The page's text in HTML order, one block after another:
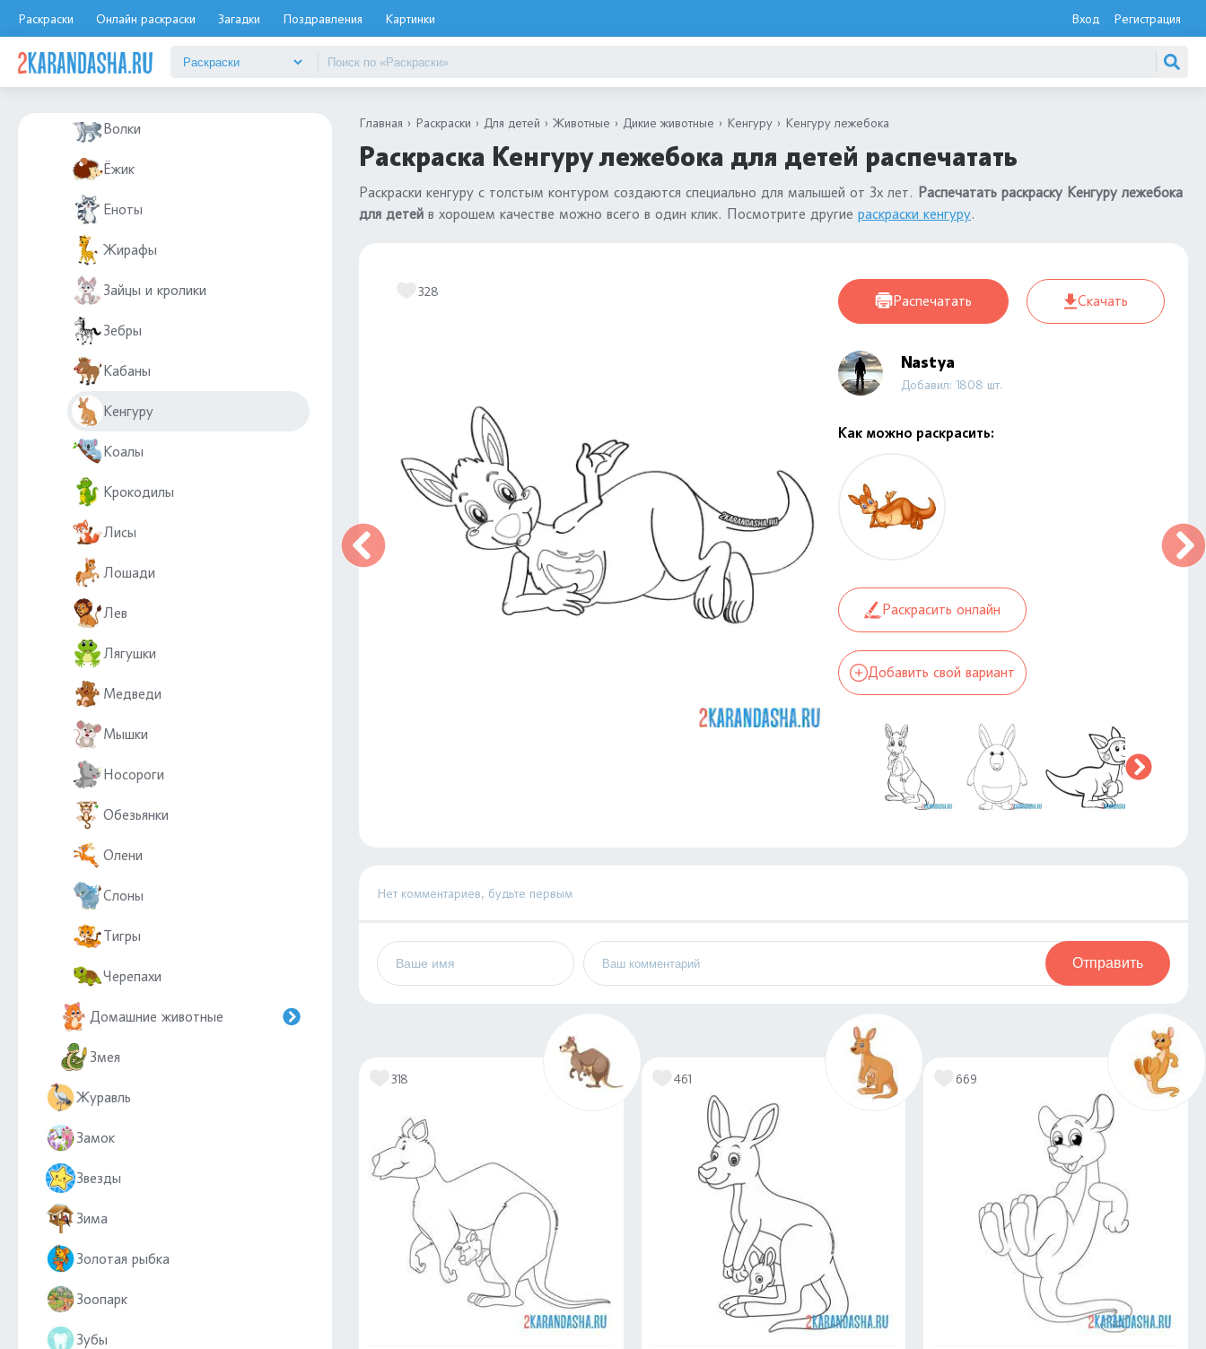
Раскраски Онлайн раскраски Загадки Поздравления Картинки Вход Регистрация
Верблюды
Волки
Ёжик
Еноты
Жирафы
Зайцы и кролики
Зебры
Кабаны
Кенгуру
Коалы
Крокодилы
Лисы
Лошади
Лев
Лягушки
Медведи
Мышки
Носороги
Обезьянки
Олени
Слоны
Тигры
Черепахи
Домашние животные
Змея
Журавль
Замок
Звезды
Зима
Золотая рыбка
Зоопарк
Зубы
Главная Раскраски Для детей Животные Дикие животные Кенгуру Кенгуру лежебока
Раскраска Кенгуру лежебока для детей распечатать
Раскраски кенгуру с толстым контуром создаются специально для малышей от 3х лет. Распечатать раскраску Кенгуру лежебока
для детей в хорошем качестве можно всего в один клик. Посмотрите другие раскраски кенгуру.
328
Распечатать Скачать
Nastya
Добавил: 1808 шт.
Как можно раскрасить:
Раскрасить онлайн
Добавить свой вариант
Нет комментариев, будьте первым
Отправить
318 461 669